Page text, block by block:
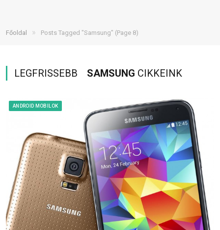
Főoldal » Posts Tagged "Samsung" (Page 8)
LEGFRISSEBB SAMSUNG CIKKEINK
ANDROID MOBILOK